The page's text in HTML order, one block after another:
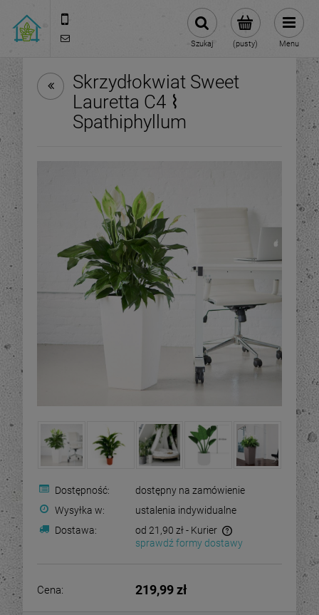
(pusty)
Szukaj Menu
Skrzydłokwiat Sweet
Lauretta C4 ⌇
Spathiphyllum
Dostępność:
dostępny na zamówienie
Wysyłka w:
ustalenia indywidualne
Dostawa:
od 21,90 zł - Kurier
sprawdź formy dostawy
Cena: 219,99 zł